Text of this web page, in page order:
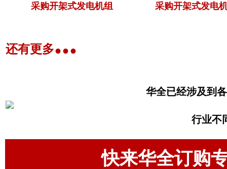
采购开架式发电机组 采购开架式发电
还有更多...
华全已经涉及到
行业不
快来华全订购